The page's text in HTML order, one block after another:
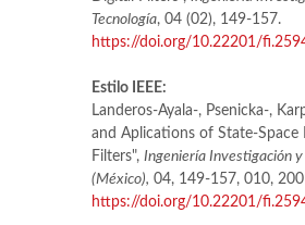
Tecnología, 04 (02), 149-157.
https://doi.org/10.22201/
Estilo IEEE:
Landeros-Ayala-, Psenicka-,
and Aplications of State-Space
Filters", Ingeniería Investigación y
(México), 04, 149-157, 010,
https://doi.org/10.22201/